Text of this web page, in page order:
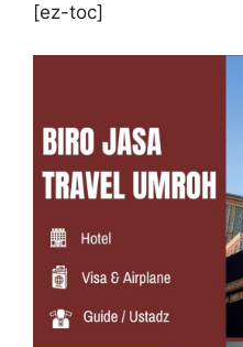
[ez-toc]